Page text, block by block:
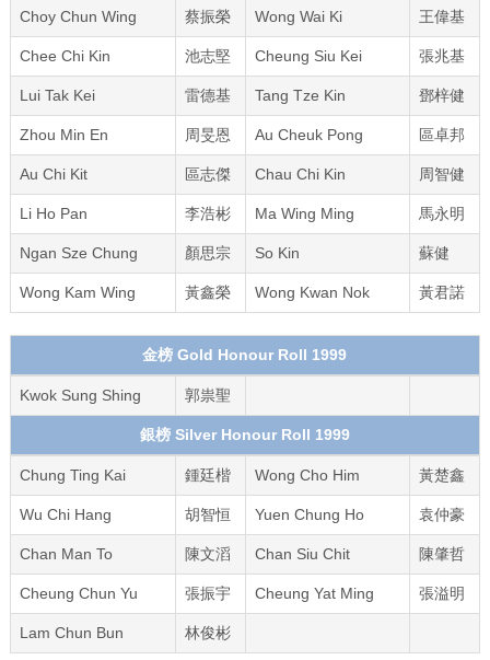
Choy Chun Wing 蔡振榮 Wong Wai Ki 王偉基
Chee Chi Kin 池志堅 Cheung Siu Kei 張兆基
Lui Tak Kei 雷德基 Tang Tze Kin 鄧梓健
Zhou Min En 周旻恩 Au Cheuk Pong 區卓邦
Au Chi Kit 區志傑 Chau Chi Kin 周智健
Li Ho Pan 李浩彬 Ma Wing Ming 馬永明
Ngan Sze Chung 顏思宗 So Kin 蘇健
Wong Kam Wing 黃鑫榮 Wong Kwan Nok 黃君諾
金榜 Gold Honour Roll 1999
Kwok Sung Shing 郭祟聖
銀榜 Silver Honour Roll 1999
Chung Ting Kai 鍾廷楷 Wong Cho Him 黃楚鑫
Wu Chi Hang 胡智恒 Yuen Chung Ho 袁仲豪
Chan Man To 陳文滔 Chan Siu Chit 陳肇哲
Cheung Chun Yu 張振宇 Cheung Yat Ming 張溢明
Lam Chun Bun 林俊彬